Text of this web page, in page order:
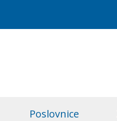
Poslovnice